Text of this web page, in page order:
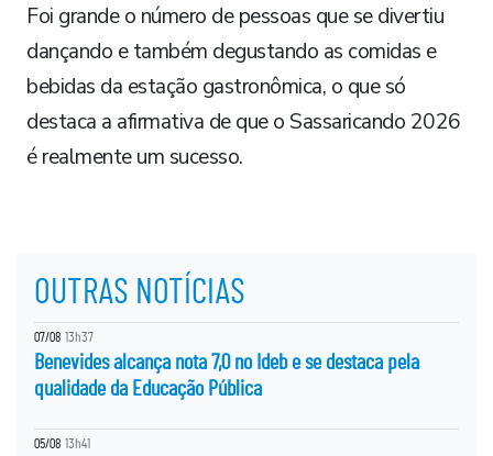
Foi grande o número de pessoas que se divertiu
dançando e também degustando as comidas e
bebidas da estação gastronômica, o que só
destaca a afirmativa de que o Sassaricando 2026
é realmente um sucesso.
OUTRAS NOTÍCIAS
07/08 13h37
Benevides alcança nota 7,0 no Ideb e se destaca pela
qualidade da Educação Pública
05/08 13h41